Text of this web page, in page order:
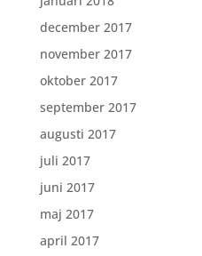
december 2017
november 2017
oktober 2017
september 2017
augusti 2017
juli 2017
juni 2017
maj 2017
april 2017